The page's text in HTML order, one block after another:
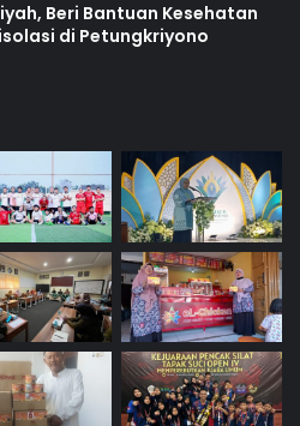
Beri Bantuan Kesehatan
di Petungkriyono